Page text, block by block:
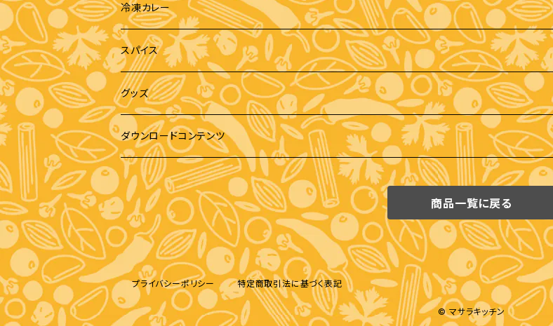
冷凍カレー
スパイス
グッズ
缶バッジ
エコバッグ
Tシャツ
パーカー
スマホケース
ダウンロードコンテンツ
ペーパークラフト
画像データ
商品一覧に戻る
プライバシーポリシー 特定商取引法に基づく表記
© マサラキッチン